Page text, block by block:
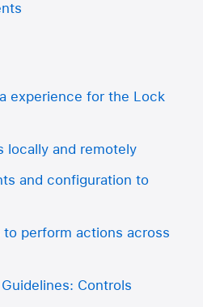
experience for the Lock
locally and remotely
and configuration to
perform actions across
Controls